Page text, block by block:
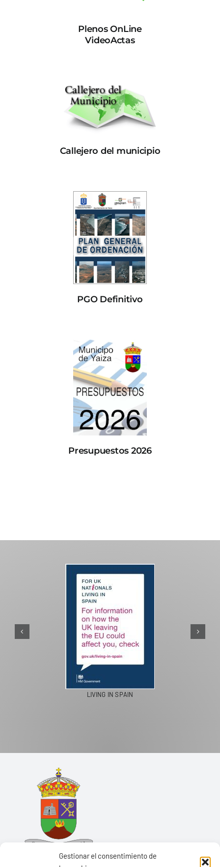
Gestionar el consentimiento de
Plenos OnLine
VideoActas
Callejero del municipio
PGO Definitivo
Presupuestos 2026
LIVING IN SPAIN